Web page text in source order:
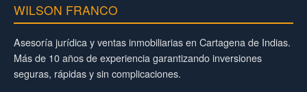
WILSON FRANCO
Asesoría jurídica y ventas inmobiliarias en Cartagena de Indias.
Más de 10 años de experiencia garantizando inversiones
seguras, rápidas y sin complicaciones.